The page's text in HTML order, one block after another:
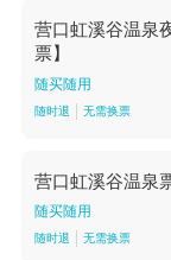
营口虹溪谷温泉
票】
随买随用
随时退 无需换票
营口虹溪谷温泉
随买随用
随时退 无需换票